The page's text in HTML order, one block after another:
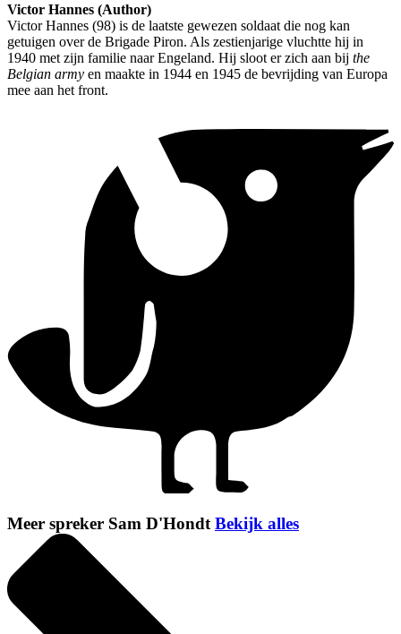
Victor Hannes (Author)
Victor Hannes (98) is de laatste gewezen soldaat die nog kan
getuigen over de Brigade Piron. Als zestienjarige vluchtte hij in
1940 met zijn familie naar Engeland. Hij sloot er zich aan bij the
Belgian army en maakte in 1944 en 1945 de bevrijding van Europa
mee aan het front.
Meer spreker Sam D'Hondt Bekijk alles